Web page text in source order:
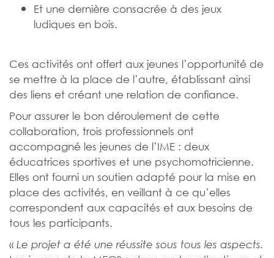
Et une dernière consacrée à des jeux
ludiques en bois.
Ces activités ont offert aux jeunes l’opportunité de
se mettre à la place de l’autre, établissant ainsi
des liens et créant une relation de confiance.
Pour assurer le bon déroulement de cette
collaboration, trois professionnels ont
accompagné les jeunes de l’IME : deux
éducatrices sportives et une psychomotricienne.
Elles ont fourni un soutien adapté pour la mise en
place des activités, en veillant à ce qu’elles
correspondent aux capacités et aux besoins de
tous les participants.
« Le projet a été une réussite sous tous les aspects.